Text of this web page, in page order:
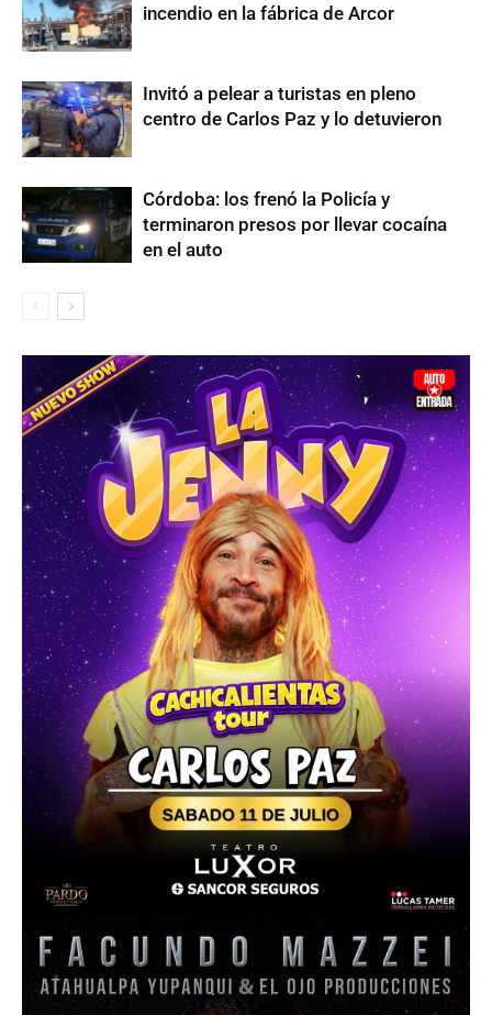
incendio en la fábrica de Arcor
Invitó a pelear a turistas en pleno
centro de Carlos Paz y lo detuvieron
Córdoba: los frenó la Policía y
terminaron presos por llevar cocaína
en el auto